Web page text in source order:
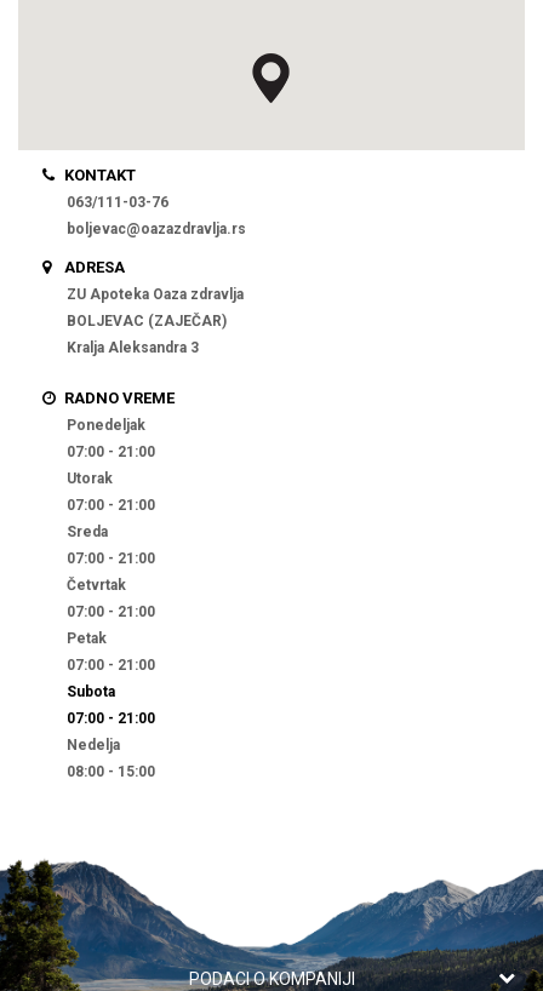
KONTAKT
063/111-03-76
boljevac@oazazdravlja.rs
ADRESA
ZU Apoteka Oaza zdravlja
BOLJEVAC (ZAJEČAR)
Kralja Aleksandra 3
RADNO VREME
Ponedeljak
07:00 - 21:00
Utorak
07:00 - 21:00
Sreda
07:00 - 21:00
Četvrtak
07:00 - 21:00
Petak
07:00 - 21:00
Subota
07:00 - 21:00
Nedelja
08:00 - 15:00
PODACI O KOMPANIJI